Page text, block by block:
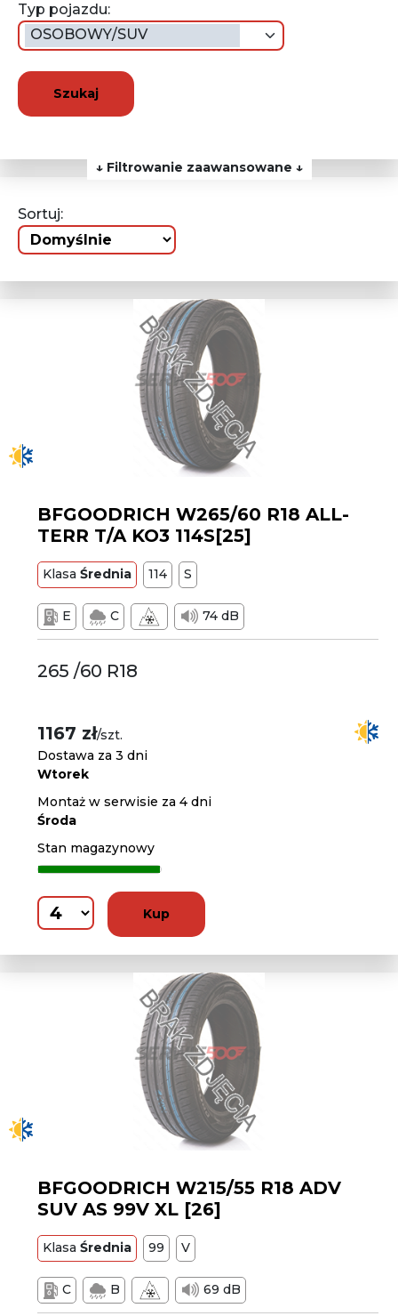
Typ pojazdu:
OSOBOWY/SUV
Szukaj
↓ Filtrowanie zaawansowane ↓
Sortuj:
BFGOODRICH W265/60 R18 ALL-
TERR T/A KO3 114S[25]
KlasaŚrednia 114 S
E C 74 dB
265 /60 R18
1167 zł/szt.
Dostawa za 3 dni
Wtorek
Montaż w serwisie za 4 dni
Środa
Stan magazynowy
Kup
BFGOODRICH W215/55 R18 ADV
SUV AS 99V XL [26]
KlasaŚrednia 99 V
C B 69 dB